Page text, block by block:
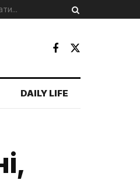
DAILY LIFE